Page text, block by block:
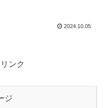
2024.10.05
ンク
ジ